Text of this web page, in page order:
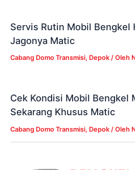
Servis Rutin Mobil Bengkel
Jagonya Matic
Cabang Domo Transmisi, Depok / Oleh
Cek Kondisi Mobil Bengkel
Sekarang Khusus Matic
Cabang Domo Transmisi, Depok / Oleh